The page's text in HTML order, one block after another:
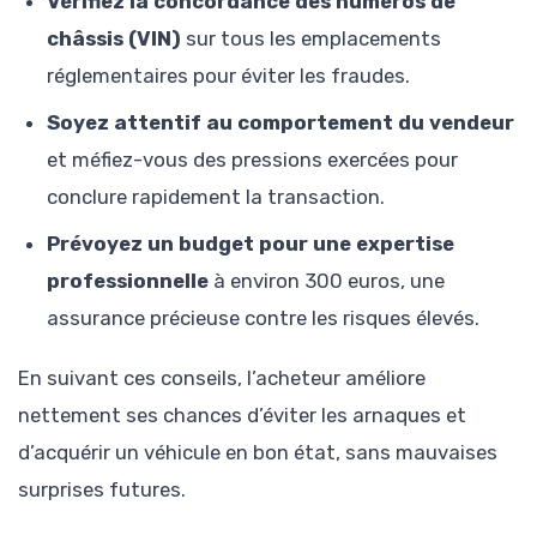
châssis (VIN) sur tous les emplacements
réglementaires pour éviter les fraudes.
Soyez attentif au comportement du vendeur
et méfiez-vous des pressions exercées pour
conclure rapidement la transaction.
Prévoyez un budget pour une expertise
professionnelle à environ 300 euros, une
assurance précieuse contre les risques élevés.
En suivant ces conseils, l’acheteur améliore
nettement ses chances d’éviter les arnaques et
d’acquérir un véhicule en bon état, sans mauvaises
surprises futures.